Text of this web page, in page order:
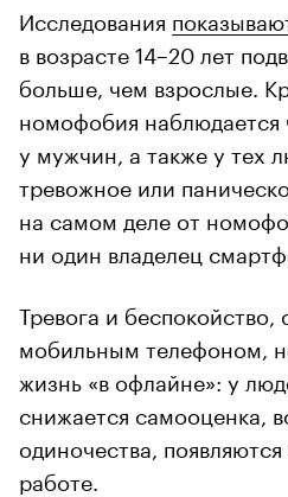
Исследования
в возрасте 14–20 лет
больше, чем взрослые.
номофобия
у мужчин, а также у тех
тревожное или
на самом деле от
ни один владелец
Тревога и беспокойство,
мобильным телефоном,
жизнь «в офлайне»: у
снижается самооценка,
одиночества,
работе.